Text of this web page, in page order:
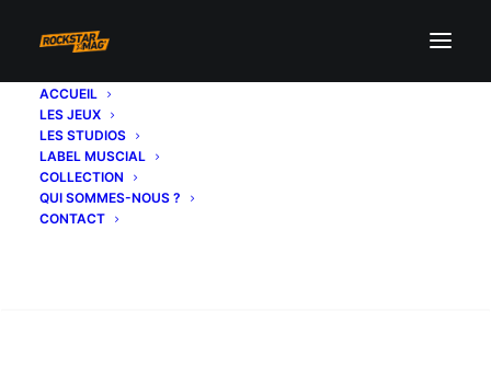
ACCUEIL
LES JEUX
LES STUDIOS
LABEL MUSCIAL
COLLECTION
QUI SOMMES-NOUS ?
CONTACT
Saint Valentin